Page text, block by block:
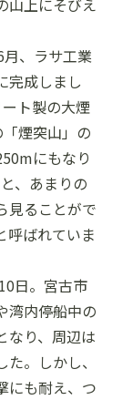
、ラサ工業
完成しまし
ト製の大煙
煙突山」の
にもなり
、あまりの
見ることがで
呼ばれていま
日。宮古市
湾内停船中の
なり、周辺は
。しかし、
にも耐え、つ